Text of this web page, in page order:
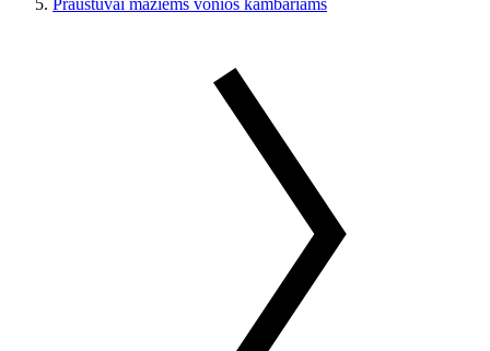
Praustuvai mažiems vonios kambariams